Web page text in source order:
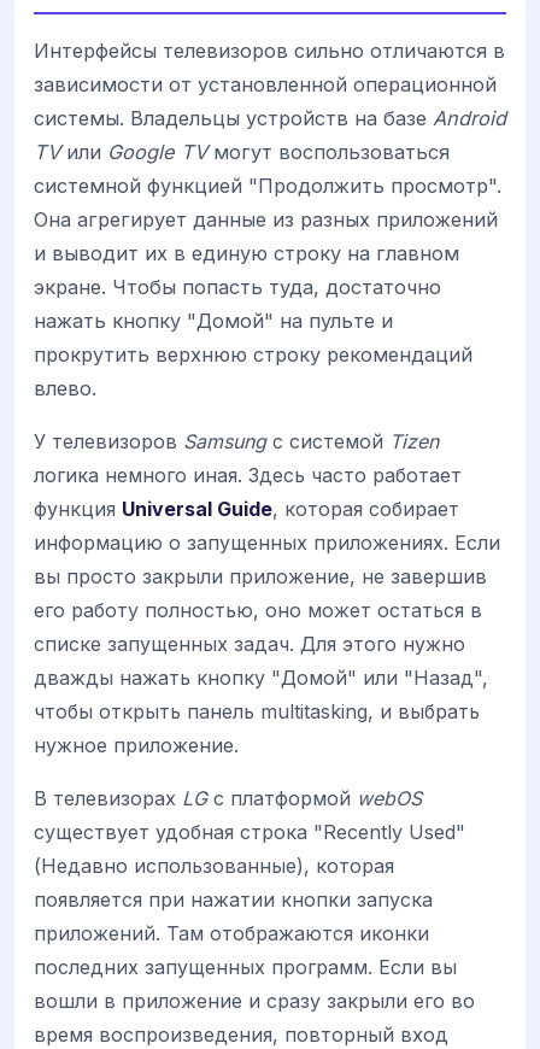
Интерфейсы телевизоров сильно отличаются в
зависимости от установленной операционной
системы. Владельцы устройств на базе Android
TVили Google TVмогут воспользоваться
системной функцией "Продолжить просмотр".
Она агрегирует данные из разных приложений
и выводит их в единую строку на главном
экране. Чтобы попасть туда, достаточно
нажать кнопку "Домой" на пульте и
прокрутить верхнюю строку рекомендаций
влево.
У телевизоров Samsungс системой Tizen
логика немного иная. Здесь часто работает
функция Universal Guide, которая собирает
информацию о запущенных приложениях. Если
вы просто закрыли приложение, не завершив
его работу полностью, оно может остаться в
списке запущенных задач. Для этого нужно
дважды нажать кнопку "Домой" или "Назад",
чтобы открыть панель multitasking, и выбрать
нужное приложение.
В телевизорах LGс платформой webOS
существует удобная строка "Recently Used"
(Недавно использованные), которая
появляется при нажатии кнопки запуска
приложений. Там отображаются иконки
последних запущенных программ. Если вы
вошли в приложение и сразу закрыли его во
время воспроизведения, повторный вход